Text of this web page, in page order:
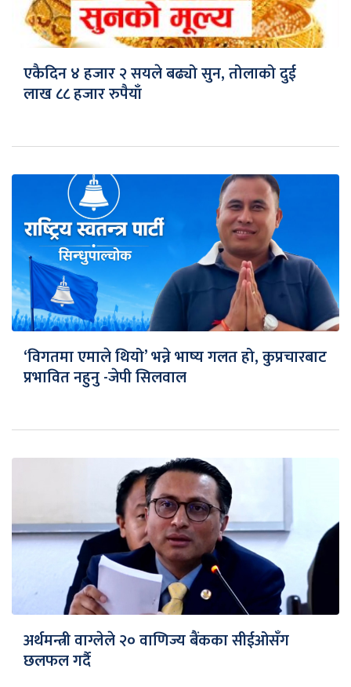
एकैदिन ४ हजार २ सयले बढ्यो सुन, तोलाको दुई
लाख ८८ हजार रुपैयाँ
‘विगतमा एमाले थियो’ भन्ने भाष्य गलत हो, कुप्रचारबाट
प्रभावित नहुनु -जेपी सिलवाल
अर्थमन्त्री वाग्लेले २० वाणिज्य बैंकका सीईओसँग
छलफल गर्दै